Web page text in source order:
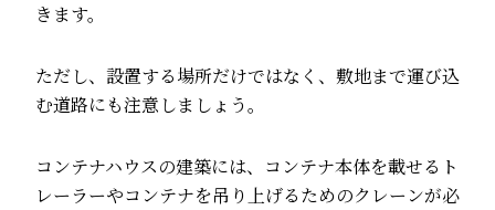
きます。
ただし、設置する場所だけではなく、敷地まで運び込
む道路にも注意しましょう。
コンテナハウスの建築には、コンテナ本体を載せるト
レーラーやコンテナを吊り上げるためのクレーンが必